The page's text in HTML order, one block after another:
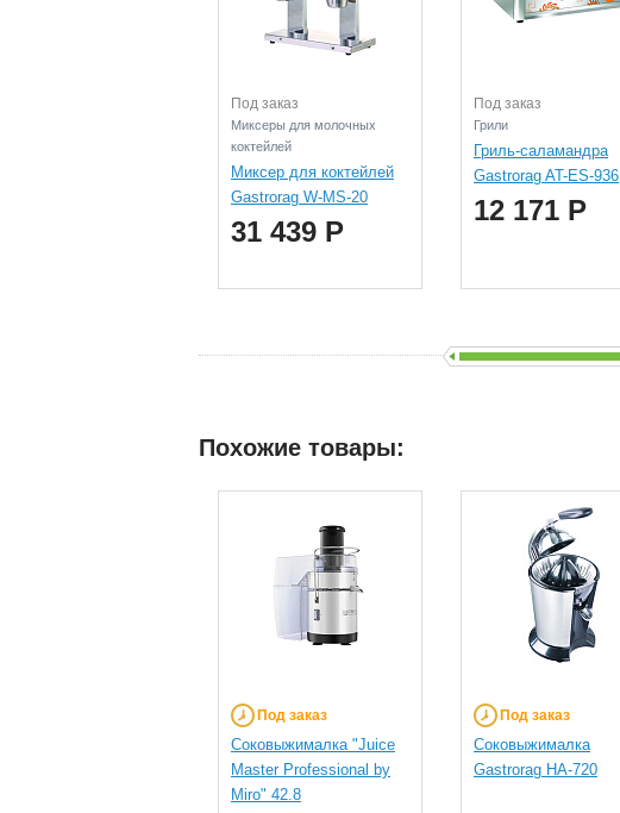
Под заказ
Миксеры для молочных
коктейлей
Миксер для коктейлей
Gastrorag W-MS-20
31 439 Р
Под заказ
Грили
Гриль-саламандра
Gastrorag AT-ES-936
12 171 Р
Похожие товары:
Под заказ
Соковыжималка "Juice
Master Professional by
Miro" 42.8
Под заказ
Соковыжималка
Gastrorag HA-720